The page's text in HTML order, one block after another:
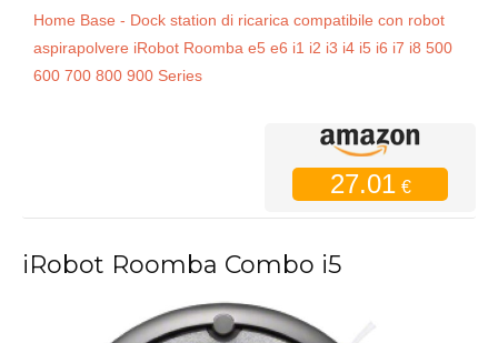
Home Base - Dock station di ricarica compatibile con robot
aspirapolvere iRobot Roomba e5 e6 i1 i2 i3 i4 i5 i6 i7 i8 500
600 700 800 900 Series
27.01 €
iRobot Roomba Combo i5